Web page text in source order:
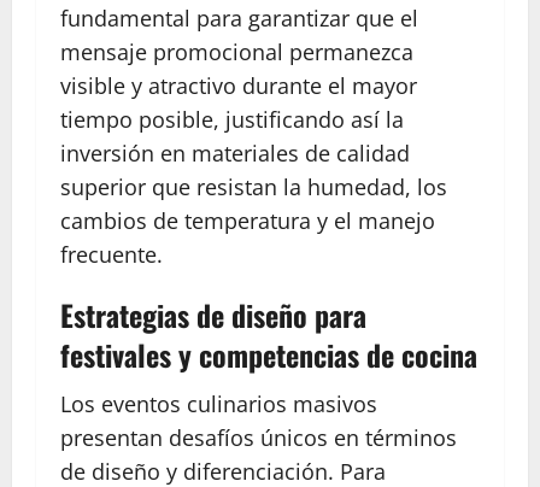
fundamental para garantizar que el
mensaje promocional permanezca
visible y atractivo durante el mayor
tiempo posible, justificando así la
inversión en materiales de calidad
superior que resistan la humedad, los
cambios de temperatura y el manejo
frecuente.
Estrategias de diseño para
festivales y competencias de cocina
Los eventos culinarios masivos
presentan desafíos únicos en términos
de diseño y diferenciación. Para